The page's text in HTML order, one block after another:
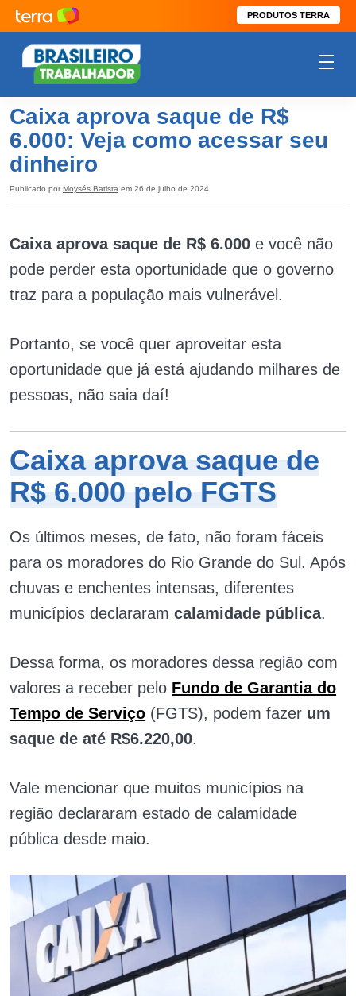
PRODUTOS TERRA
Caixa aprova saque de R$
6.000: Veja como acessar seu
dinheiro
Publicado por Moysés Batista em 26 de julho de 2024
Caixa aprova saque de R$ 6.000 e você não
pode perder esta oportunidade que o governo
traz para a população mais vulnerável.
Portanto, se você quer aproveitar esta
oportunidade que já está ajudando milhares de
pessoas, não saia daí!
Caixa aprova saque de
R$ 6.000 pelo FGTS
Os últimos meses, de fato, não foram fáceis
para os moradores do Rio Grande do Sul. Após
chuvas e enchentes intensas, diferentes
municípios declararam calamidade pública.
Dessa forma, os moradores dessa região com
valores a receber pelo Fundo de Garantia do
Tempo de Serviço (FGTS), podem fazer um
saque de até R$6.220,00.
Vale mencionar que muitos municípios na
região declararam estado de calamidade
pública desde maio.